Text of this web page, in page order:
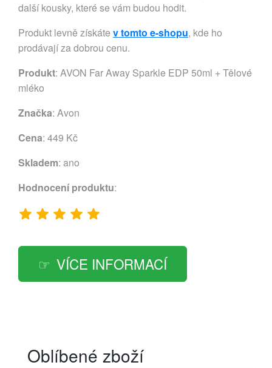
další kousky, které se vám budou hodit.
Produkt levně získáte v tomto e-shopu, kde ho
prodávají za dobrou cenu.
Produkt: AVON Far Away Sparkle EDP 50ml + Tělové
mléko
Značka: Avon
Cena: 449 Kč
Skladem: ano
Hodnocení produktu:
VÍCE INFORMACÍ
Oblíbené zboží